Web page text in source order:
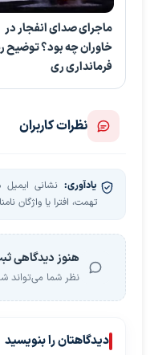
ماجرای صدای انفجار در
خاوران چه بود؟ توضیح
فرمانداری ری
نظرات کاربران
یادآوری: نشانی
تهمت، افترا یا واژگان
هنوز دیدگاهی
نظر شما می‌تواند
دیدگاهتان را بنویسید